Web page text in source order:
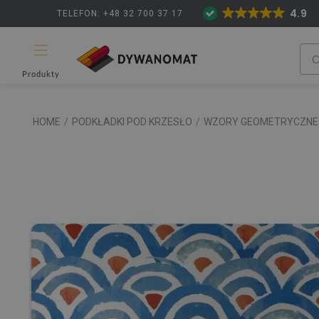
TELEFON: +48 32 700 37 17 4.9
Produkty
HOME / PODKŁADKI POD KRZESŁO / WZORY GEOMETRYCZNE